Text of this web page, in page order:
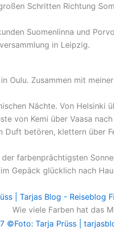
Schritten Richtung
Suomenlinna und
in Leipzig.
Oulu. Zusammen mit
Nächte. Von Helsinki
von Kemi über Vaasa
Duft betören, klettern über
farbenprächtigsten
Gepäck glücklich nach
Wie viele Farben hat das